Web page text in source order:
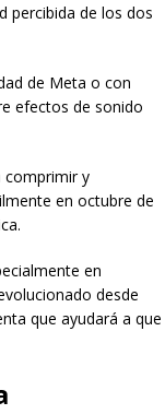
percibida de los dos
de Meta o con
efectos de sonido
comprimir y
en octubre de
en
desde
que ayudará a que